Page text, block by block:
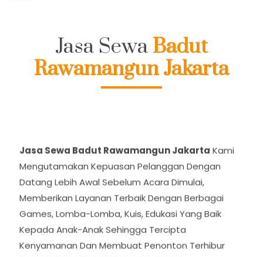
Daftar Harga
Jasa SewaBadut
Jasa Sewa Badut Rawamangun Jakarta
Mengutamakan Kepuasan Pelanggan Dengan
Datang Lebih Awal Sebelum Acara Dimulai,
Memberikan Layanan Terbaik Dengan Berbagai
Games, Lomba-Lomba, Kuis, Edukasi Yang Baik